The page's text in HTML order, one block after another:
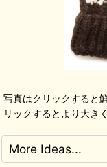
写真はクリックすると
リックするとより大き
More Ideas...